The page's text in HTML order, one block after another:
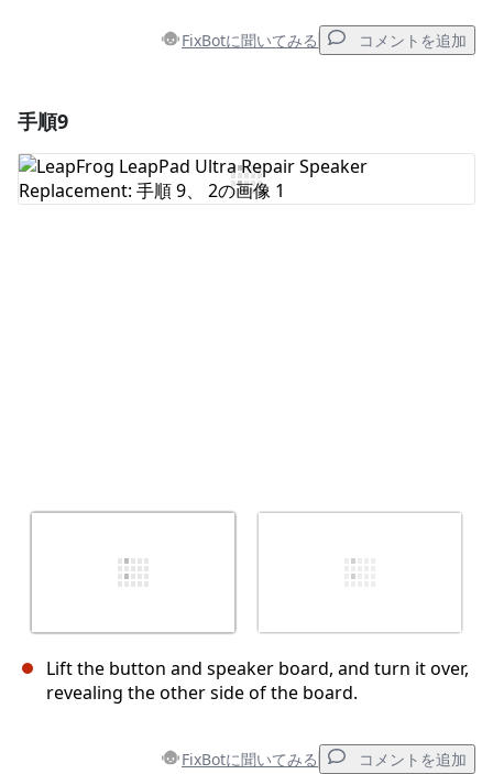
FixBotに聞いてみる コメントを追加
コメントを追加
手順9
Lift the button and speaker board, and turn it over,
revealing the other side of the board.
FixBotに聞いてみる コメントを追加